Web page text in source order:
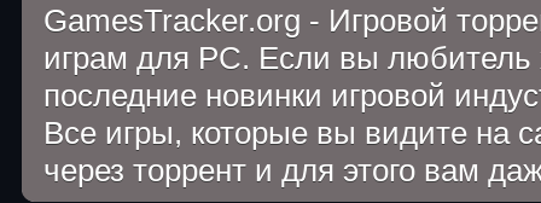
GamesTracker.org - Игровой
играм для PC. Если вы
последние новинки игровой
Все игры, которые вы видите на
через торрент и для этого вам